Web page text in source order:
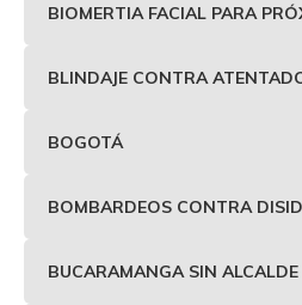
BIOMERTIA FACIAL PARA
BLINDAJE CONTRA
BOGOTÁ
BOMBARDEOS CONTRA
BUCARAMANGA SIN ALCALDE